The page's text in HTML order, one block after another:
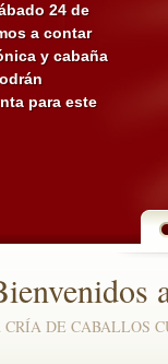
24 de
a contar
y cabaña
para este
DE CABALLOS